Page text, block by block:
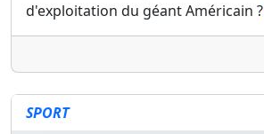
d'exploitation du géant Américain ?
SPORT